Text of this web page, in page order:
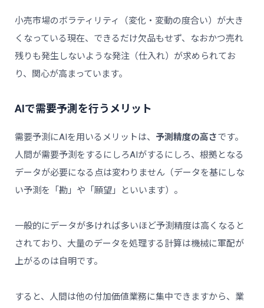
小売市場のボラティリティ（変化・変動の度合い）が大き
くなっている現在、できるだけ欠品もせず、なおかつ売れ
残りも発生しないような発注（仕入れ）が求められてお
り、関心が高まっています。
AIで需要予測を行うメリット
需要予測にAIを用いるメリットは、 予測精度の高さです。
人間が需要予測をするにしろAIがするにしろ、根拠となる
データが必要になる点は変わりません（データを基にしな
い予測を「勘」や「願望」といいます）。
一般的にデータが多ければ多いほど予測精度は高くなると
されており、大量のデータを処理する計算は機械に軍配が
上がるのは自明です。
すると、人間は他の付加価値業務に集中できますから、業